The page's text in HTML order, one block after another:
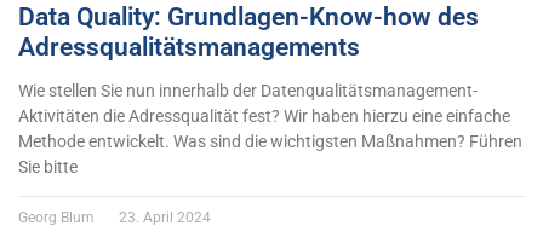
Data Quality: Grundlagen-Know-how des
Adressqualitätsmanagements
Wie stellen Sie nun innerhalb der Datenqualitätsmanagement-
Aktivitäten die Adressqualität fest? Wir haben hierzu eine einfache
Methode entwickelt. Was sind die wichtigsten Maßnahmen? Führen
Sie bitte
Georg Blum 23. April 2024